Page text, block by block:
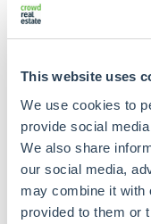
This website uses
We use cookies to
provide social
We also share
our social media,
may combine it with
provided to them or
economische
hieruit
tevens de
Parallel aan de
herkenbare
aan de sterke